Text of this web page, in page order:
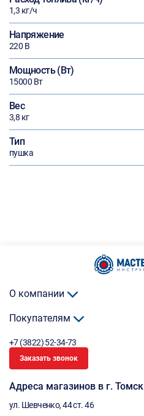
1,3 кг/ч
Напряжение
220 В
Мощность (Вт)
15000 Вт
Вес
3,8 кг
Тип
пушка
О компании
Покупателям
+7 (3822) 52-34-73
Заказать звонок
Адреса магазинов в г. Томск
ул. Шевченко, 44 ст. 46